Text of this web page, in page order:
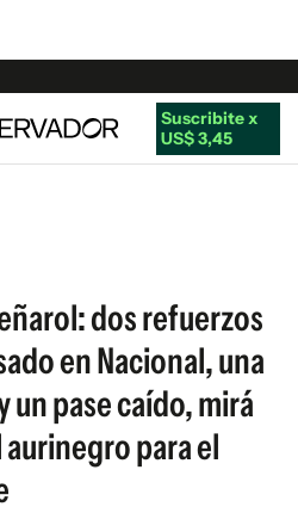
Suscribite x
US$ 3,45
dos refuerzos
en Nacional, una
pase caído, mirá
para el